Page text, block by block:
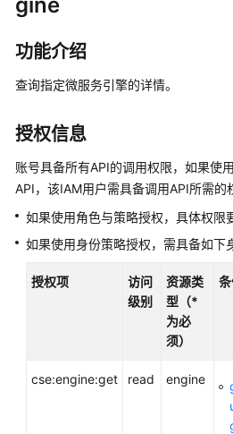
产
介
绍
费
说
明
速
入
功能介绍
查询指定微服务引擎的详情。
授权信息
账号具备所有API的调用权限，如果使
API，该IAM用户需具备调用API所需的
如果使用角色与策略授权，具体权限
如果使用身份策略授权，需具备如下
授权项
访问
级别
资源类
型（*
为必
须）
cse:engine:get read engine